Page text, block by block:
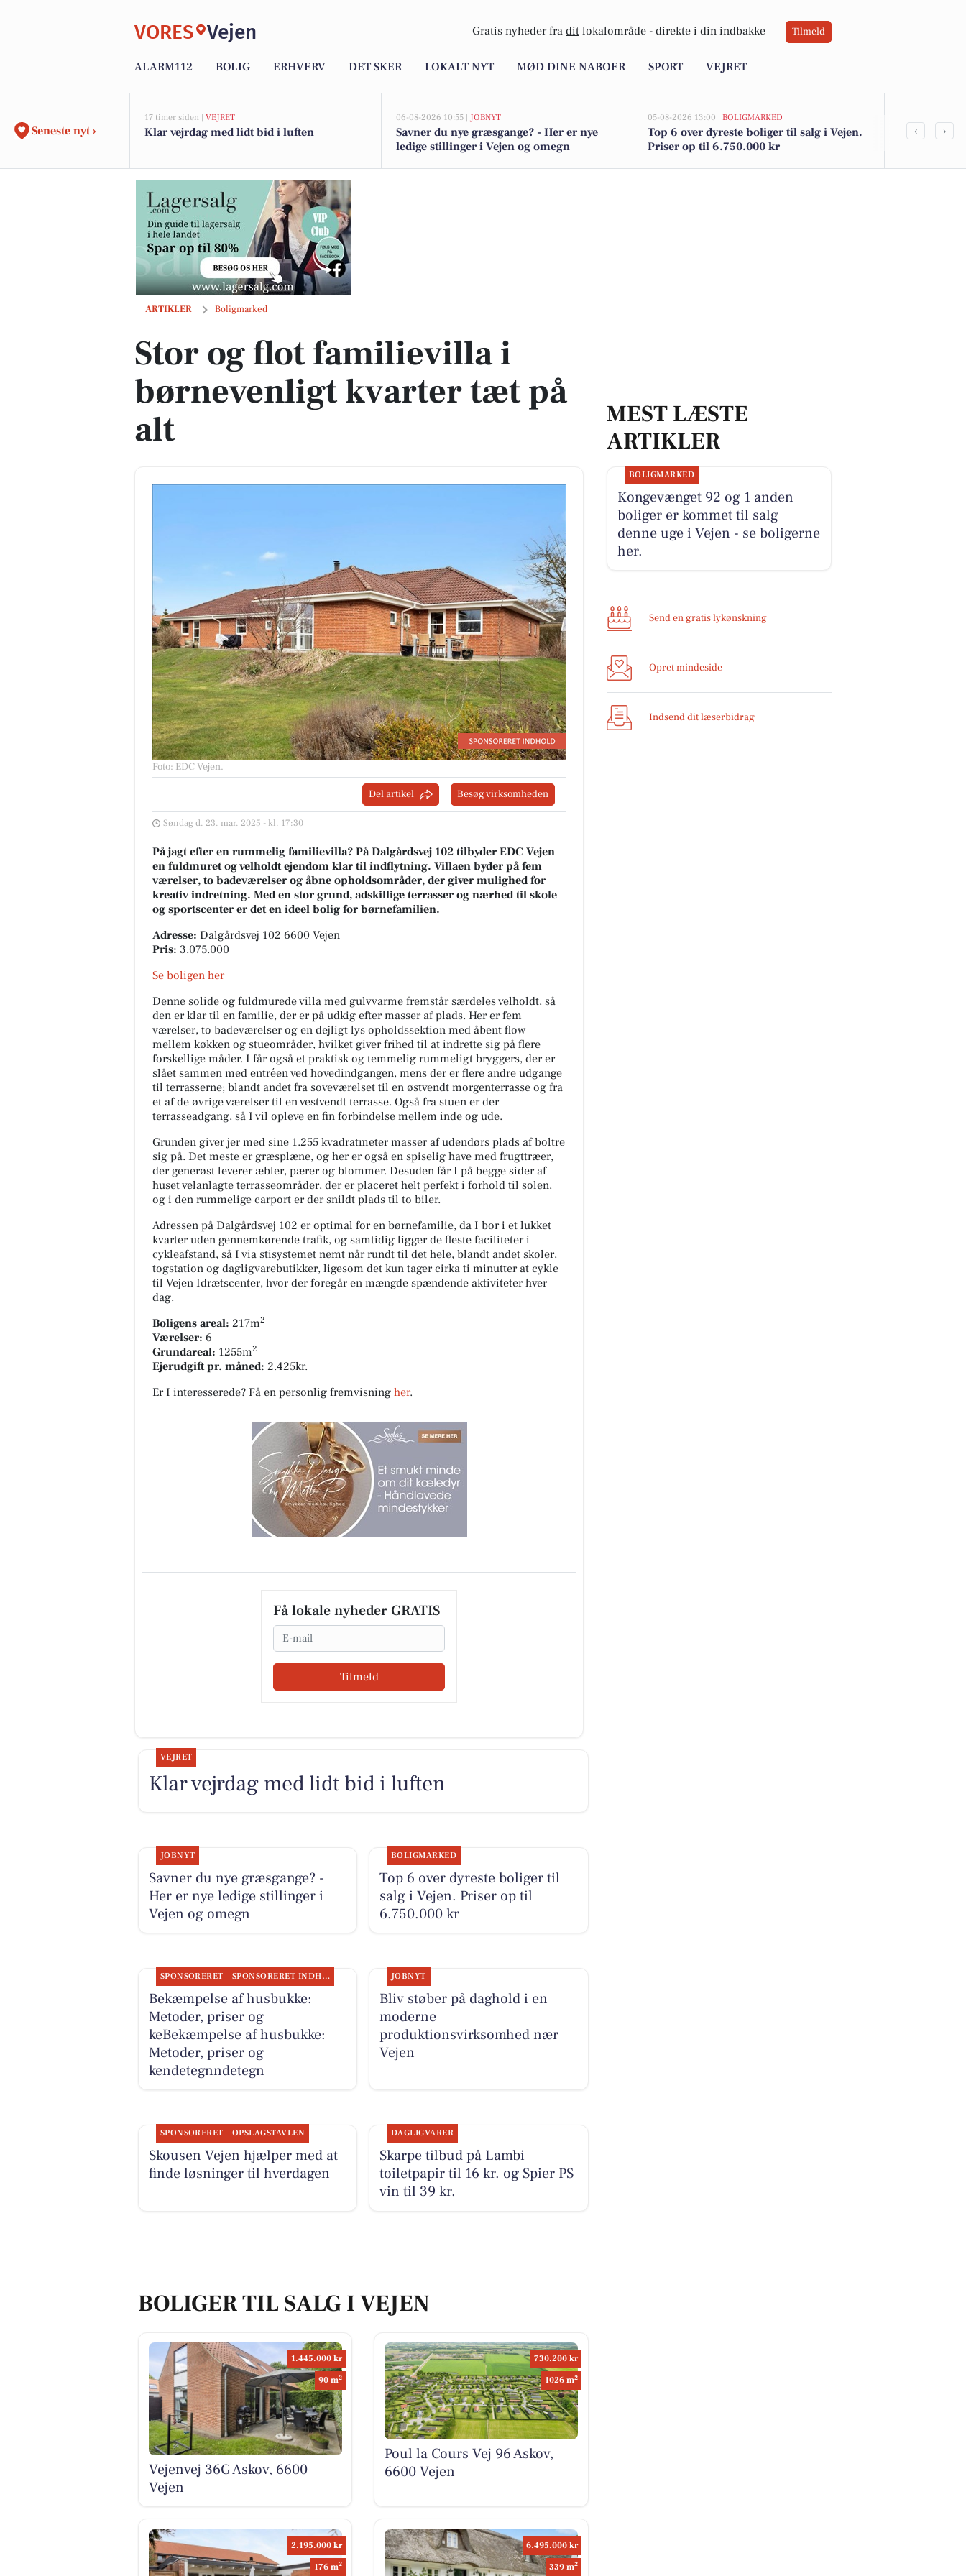
VORES Vejen Gratis nyheder fra dit lokalområde - direkte i din indbakke Tilmeld
ALARM112 BOLIG ERHVERV DET SKER LOKALT NYT MØD DINE NABOER SPORT VEJRET
Seneste nyt ›
17 timer siden | VEJRET
Klar vejrdag med lidt bid i luften
06-08-2026 10:55 | JOBNYT
Savner du nye græsgange? - Her er nye
ledige stillinger i Vejen og omegn
05-08-2026 13:00 | BOLIGMARKED
Top 6 over dyreste boliger til salg i Vejen.
Priser op til 6.750.000 kr
Bliv støber
‹ ›
ARTIKLER Boligmarked
Stor og flot familievilla i børnevenligt kvarter tæt på alt
Stor og flot familievilla i
børnevenligt kvarter tæt på
alt
Foto: EDC Vejen.
Del artikel Besøg virksomheden
Søndag d. 23. mar. 2025 - kl. 17:30
På jagt efter en rummelig familievilla? På Dalgårdsvej 102 tilbyder EDC Vejen
en fuldmuret og velholdt ejendom klar til indflytning. Villaen byder på fem
værelser, to badeværelser og åbne opholdsområder, der giver mulighed for
kreativ indretning. Med en stor grund, adskillige terrasser og nærhed til skole
og sportscenter er det en ideel bolig for børnefamilien.
Adresse: Dalgårdsvej 102 6600 Vejen
Pris: 3.075.000
Se boligen her
Denne solide og fuldmurede villa med gulvvarme fremstår særdeles velholdt, så
den er klar til en familie, der er på udkig efter masser af plads. Her er fem
værelser, to badeværelser og en dejligt lys opholdssektion med åbent flow
mellem køkken og stueområder, hvilket giver frihed til at indrette sig på flere
forskellige måder. I får også et praktisk og temmelig rummeligt bryggers, der er
slået sammen med entréen ved hovedindgangen, mens der er flere andre udgange
til terrasserne; blandt andet fra soveværelset til en østvendt morgenterrasse og fra
et af de øvrige værelser til en vestvendt terrasse. Også fra stuen er der
terrasseadgang, så I vil opleve en fin forbindelse mellem inde og ude.
Grunden giver jer med sine 1.255 kvadratmeter masser af udendørs plads af boltre
sig på. Det meste er græsplæne, og her er også en spiselig have med frugttræer,
der generøst leverer æbler, pærer og blommer. Desuden får I på begge sider af
huset velanlagte terrasseområder, der er placeret helt perfekt i forhold til solen,
og i den rummelige carport er der snildt plads til to biler.
Adressen på Dalgårdsvej 102 er optimal for en børnefamilie, da I bor i et lukket
kvarter uden gennemkørende trafik, og samtidig ligger de fleste faciliteter i
cykleafstand, så I via stisystemet nemt når rundt til det hele, blandt andet skoler,
togstation og dagligvarebutikker, ligesom det kun tager cirka ti minutter at cykle
til Vejen Idrætscenter, hvor der foregår en mængde spændende aktiviteter hver
dag.
Boligens areal: 217m2
Værelser: 6
Grundareal: 1255m2
Ejerudgift pr. måned: 2.425kr.
Er I interesserede? Få en personlig fremvisning her.
Få lokale nyheder GRATIS
Email
Tilmeld
MEST LÆSTE
ARTIKLER
BOLIGMARKED
Kongevænget 92 og 1 anden
boliger er kommet til salg
denne uge i Vejen - se boligerne
her.
Send en gratis lykønskning
Opret mindeside
Indsend dit læserbidrag
VEJRET
Klar vejrdag med lidt bid i luften
JOBNYT
Savner du nye græsgange? -
Her er nye ledige stillinger i
Vejen og omegn
BOLIGMARKED
Top 6 over dyreste boliger til
salg i Vejen. Priser op til
6.750.000 kr
SPONSORERET SPONSORERET INDHOLD
Bekæmpelse af husbukke:
Metoder, priser og
keBekæmpelse af husbukke:
Metoder, priser og
kendetegnndetegn
JOBNYT
Bliv støber på daghold i en
moderne
produktionsvirksomhed nær
Vejen
SPONSORERET OPSLAGSTAVLEN
Skousen Vejen hjælper med at
finde løsninger til hverdagen
DAGLIGVARER
Skarpe tilbud på Lambi
toiletpapir til 16 kr. og Spier PS
vin til 39 kr.
BOLIGER TIL SALG I VEJEN
1.445.000 kr
90 m2
Vejenvej 36G Askov, 6600
Vejen
730.200 kr
1026 m2
Poul la Cours Vej 96 Askov,
6600 Vejen
2.195.000 kr
176 m2
6.495.000 kr
339 m2